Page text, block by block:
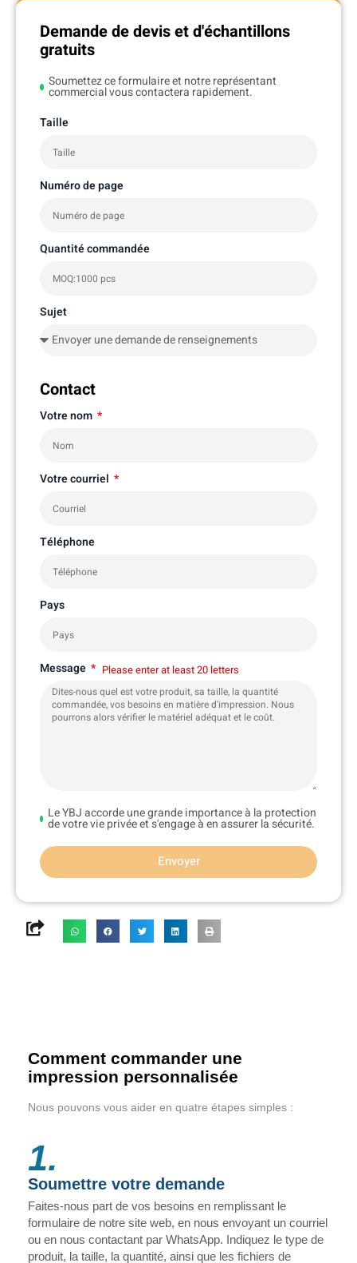
Demande de devis et d'échantillons
gratuits
Soumettez ce formulaire et notre représentant
commercial vous contactera rapidement.
Taille
Numéro de page
Quantité commandée
Sujet
Contact
Votre nom
Votre courriel
Téléphone
Pays
Message Please enter at least 20 letters
Le YBJ accorde une grande importance à la protection
de votre vie privée et s'engage à en assurer la sécurité.
Envoyer
Comment commander une
impression personnalisée
Nous pouvons vous aider en quatre étapes simples :
1.
Soumettre votre demande
Faites-nous part de vos besoins en remplissant le
formulaire de notre site web, en nous envoyant un courriel
ou en nous contactant par WhatsApp. Indiquez le type de
produit, la taille, la quantité, ainsi que les fichiers de